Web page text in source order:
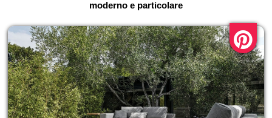
moderno e particolare